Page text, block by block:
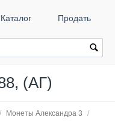
Каталог Продать
(АГ)
/ Монеты Александра 3
/